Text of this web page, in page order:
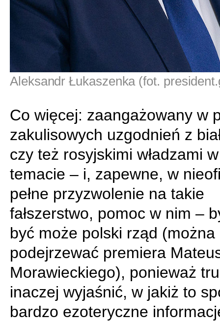
Aleksandr Łukaszenka (fot.
Co więcej: zaangażowany w
zakulisowych uzgodnień z
czy też rosyjskimi władzami
temacie – i, zapewne, w
pełne przyzwolenie na takie
fałszerstwo, pomoc w nim –
być może polski rząd (można
podejrzewać premiera
Morawieckiego), ponieważ
inaczej wyjaśnić, w jakiż to
bardzo ezoteryczne